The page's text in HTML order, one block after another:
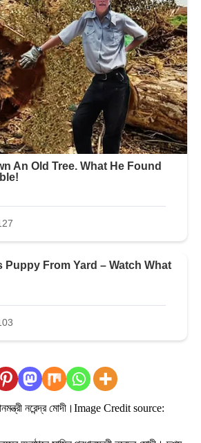
নরেন্দ্র মোদী। Image Credit source: